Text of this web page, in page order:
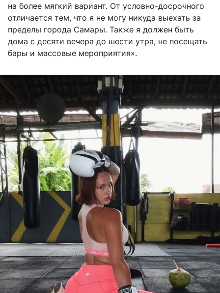
на более мягкий вариант. От условно-досрочного
отличается тем, что я не могу никуда выехать за
пределы города Самары. Также я должен быть
дома с десяти вечера до шести утра, не посещать
бары и массовые мероприятия».